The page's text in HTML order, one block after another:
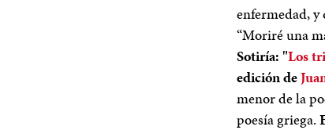
enfermedad, y
“Moriré una
Sotiría: "Los
edición de
menor de la
poesía griega.